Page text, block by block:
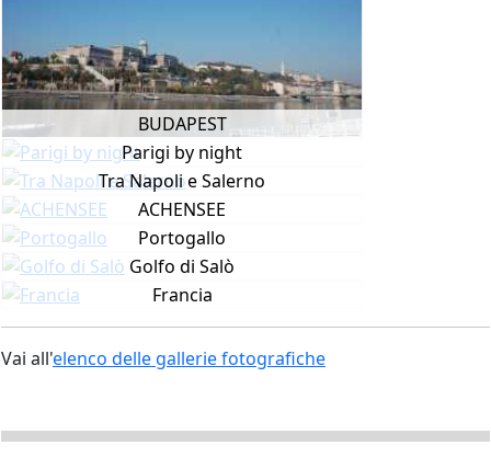
BUDAPEST
Parigi by night
Tra Napoli e Salerno
ACHENSEE
Portogallo
Golfo di Salò
Francia
Vai all'elenco delle gallerie fotografiche